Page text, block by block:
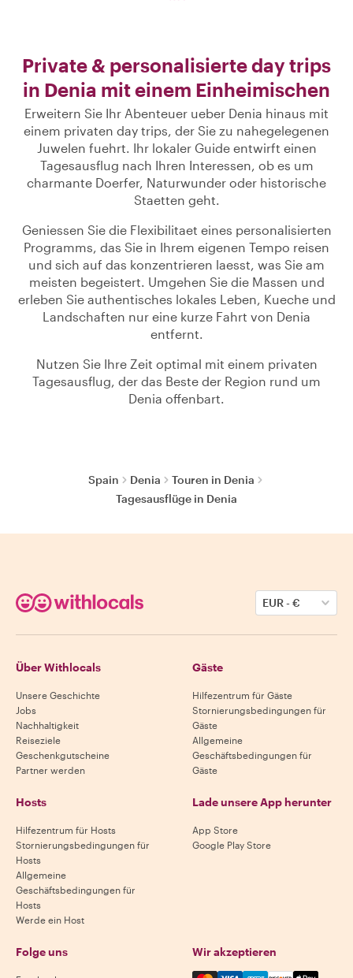
Private & personalisierte day trips
in Denia mit einem Einheimischen
Erweitern Sie Ihr Abenteuer ueber Denia hinaus mit
einem privaten day trips, der Sie zu nahegelegenen
Juwelen fuehrt. Ihr lokaler Guide entwirft einen
Tagesausflug nach Ihren Interessen, ob es um
charmante Doerfer, Naturwunder oder historische
Staetten geht.
Geniessen Sie die Flexibilitaet eines personalisierten
Programms, das Sie in Ihrem eigenen Tempo reisen
und sich auf das konzentrieren laesst, was Sie am
meisten begeistert. Umgehen Sie die Massen und
erleben Sie authentisches lokales Leben, Kueche und
Landschaften nur eine kurze Fahrt von Denia
entfernt.
Nutzen Sie Ihre Zeit optimal mit einem privaten
Tagesausflug, der das Beste der Region rund um
Denia offenbart.
Spain Denia
Touren in Denia
Tagesausflüge in Denia
EUR-€
Über Withlocals
Unsere Geschichte
Jobs
Nachhaltigkeit
Reiseziele
Geschenkgutscheine
Partner werden
Gäste
Hilfezentrum für Gäste
Stornierungsbedingungen für
Gäste
Allgemeine
Geschäftsbedingungen für
Gäste
Hosts
Hilfezentrum für Hosts
Stornierungsbedingungen für
Hosts
Allgemeine
Geschäftsbedingungen für
Hosts
Werde ein Host
Lade unsere App herunter
App Store
Google Play Store
Folge uns Wir akzeptieren